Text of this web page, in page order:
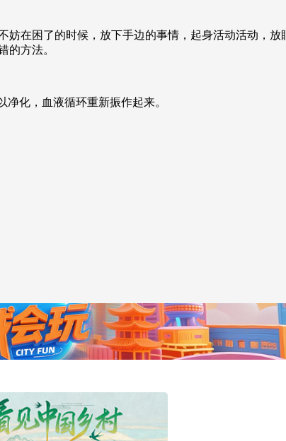
困了的时候，放下手边的事情，起身活动活动，放
的方法。
化，血液循环重新振作起来。